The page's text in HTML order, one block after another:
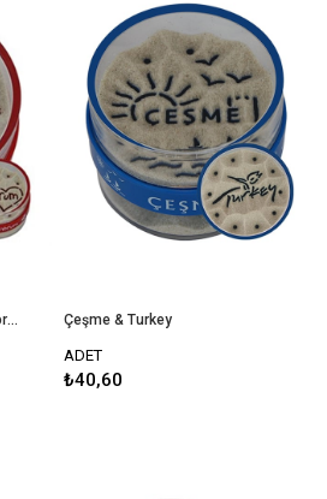
Nice Mutlu Yıllar & Seni Seviyorum Çeşme & Turkey
ADET
₺40,60